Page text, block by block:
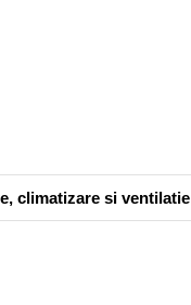
climatizare si ventilatie